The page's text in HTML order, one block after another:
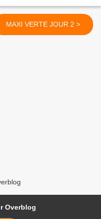
MAXI VERTE JOUR 2 >
Overblog